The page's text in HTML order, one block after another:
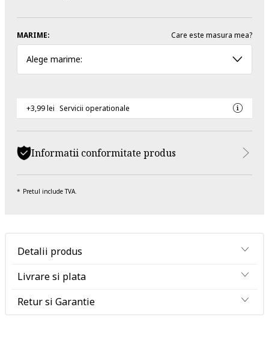
MARIME: Care este masura mea?
Alege marime:
+3,99 lei Servicii operationale
Informatii conformitate produs
Pretul include TVA.
Detalii produs
Livrare si plata
Retur si Garantie